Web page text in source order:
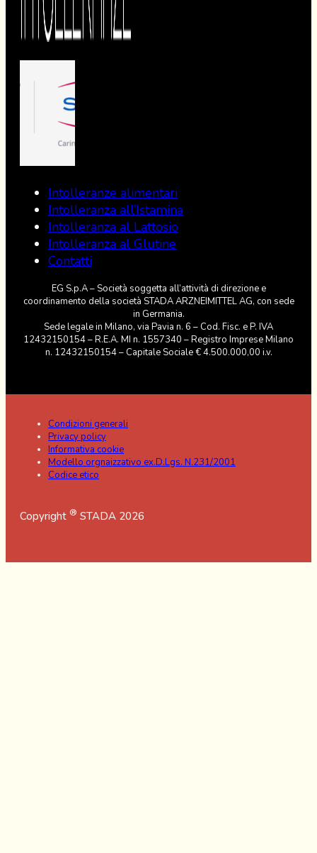
Intolleranze alimentari
Intolleranza all’Istamina
Intolleranza al Lattosio
Intolleranza al Glutine
Contatti
EG S.p.A – Società soggetta all’attività di direzione e
coordinamento della società STADA ARZNEIMITTEL AG, con sede
in Germania.
Sede legale in Milano, via Pavia n. 6 – Cod. Fisc. e P. IVA
12432150154 – R.E.A. MI n. 1557340 – Registro Imprese Milano
n. 12432150154 – Capitale Sociale € 4.500.000,00 i.v.
Condizioni generali
Privacy policy
Informativa cookie
Modello orgnaizzativo ex.D.Lgs. N.231/2001
Codice etico
Copyright ® STADA 2026